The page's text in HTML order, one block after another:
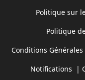
Politique sur
Politique
Conditions
Notifications |